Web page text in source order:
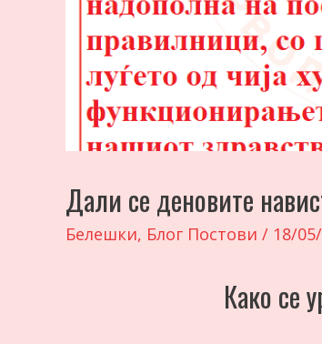
Дали се деновите
Белешки, Блог Постови / 18/
Како се